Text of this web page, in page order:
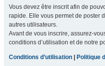
Vous devez être inscrit afin de
rapide. Elle vous permet de poster
autres utilisateurs.
Avant de vous inscrire, assurez-
conditions d’utilisation et de notre
Conditions d’utilisation Politique